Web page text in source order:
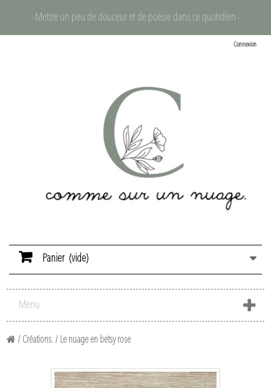
- Mettre un peu de douceur et de poésie dans ce quotidien -
Connexion
Panier (vide)
Menu
/ Créations. / Le nuage en betsy rose